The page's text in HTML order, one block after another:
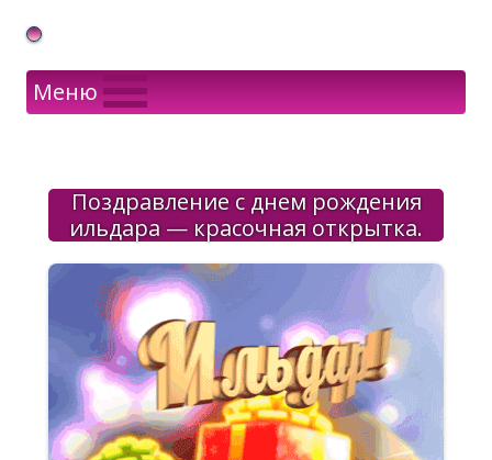
Gif Открытки в подарок
Меню
Поздравление с днем рождения
ильдара — красочная открытка.